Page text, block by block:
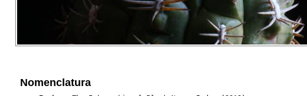
Nomenclatura